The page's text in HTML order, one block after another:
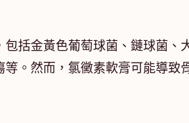
括金黃色葡萄球菌、鏈球菌、
。然而，氯黴素軟膏可能導致